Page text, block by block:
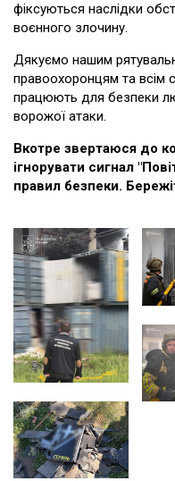
фіксуються наслідки
воєнного злочину.
Дякуємо нашим
правоохоронцям та всім
працюють для безпеки
ворожої атаки.
Вкотре звертаюся до
ігнорувати сигнал
правил безпеки.